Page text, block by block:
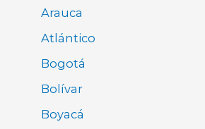
Arauca
Atlántico
Bogotá
Bolívar
Boyacá